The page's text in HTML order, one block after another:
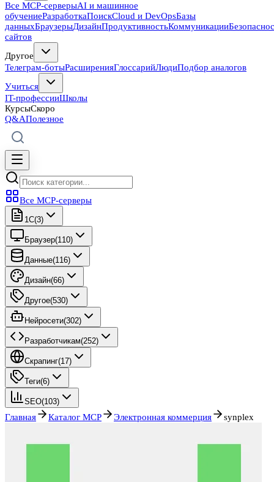
Все MCP-серверыAI и машинное
обучениеРазработкаПоискCloud и DevOpsБазы
данныхБраузерыДизайнПродуктивностьКоммуникации
сайтов
Другое
Телеграм-ботыРасширенияГлоссарийЛюдиПодбор аналогов
Учиться
IT-профессииШколы
КурсыСкоро
Q&AПолезное
Все MCP-серверы
1C(3)
Браузер(110)
Данные(116)
Дизайн(66)
Другое(530)
Нейросети(302)
Разработчикам(252)
Скрапинг(17)
Теги(6)
SEO(103)
Главная Каталог MCP Электронная коммерция synplex